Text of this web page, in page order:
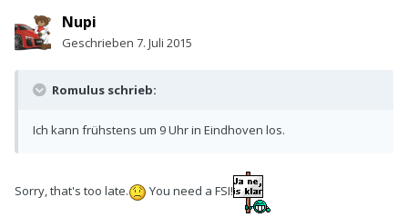
Nupi
Geschrieben 7. Juli 2015
Romulus schrieb:
Ich kann frühstens um 9 Uhr in Eindhoven los.
Sorry, that's too late. You need a FSI!